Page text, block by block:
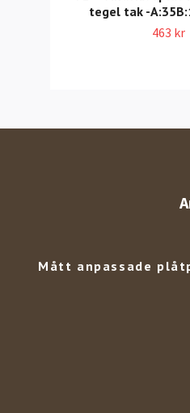
tegel tak -
463 kr
Mått anpassade